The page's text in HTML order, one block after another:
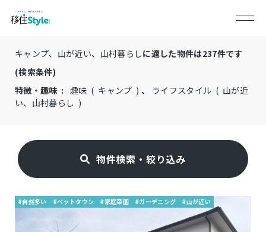
キャンプ、山が近い、山村暮らしに適した物件は237件です
(検索条件)
特徴・趣味 : 趣味 ( キャンプ )、 ライフスタイル ( 山が近
い、山村暮らし )
物件検索・絞り込み
#自然多い #ベットタウン #家庭菜園 #ガーデニング #山が近い